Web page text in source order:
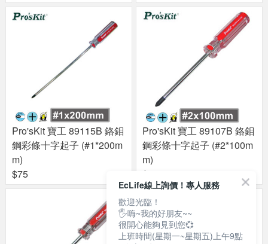
Pro'sKit 寶工 89115B 鉻鉬
鋼彩條十字起子 (#1*200m
m)
$75
Pro'sKit 寶工 89107B 鉻鉬
鋼彩條十字起子 (#2*100m
m)
$65
EcLife線上詢價！專人服務
歡迎光臨！
🖐嗨~我的好朋友~~
很開心能夠見到您💞
上班時間(星期一~星期五)上午9點